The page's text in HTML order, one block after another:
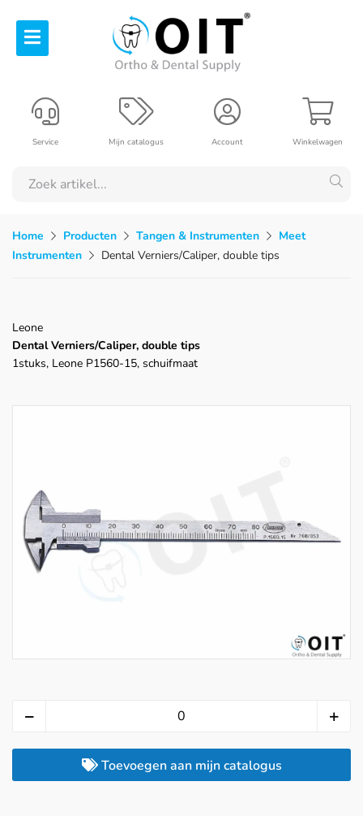
Winkelwagen
Account
Mijn catalogus
Service
Home Producten Tangen & Instrumenten
Meet
Instrumenten
Dental Verniers/Caliper, double tips
Leone
Dental Verniers/Caliper, double tips
1stuks, Leone P1560-15, schuifmaat
Toevoegen aan mijn catalogus